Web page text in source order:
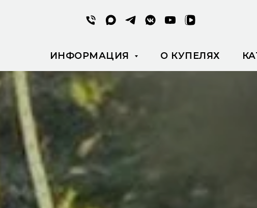
ИНФОРМАЦИЯ О КУПЕЛЯХ